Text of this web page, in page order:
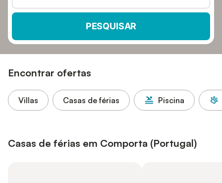
PESQUISAR
Encontrar ofertas
Villas Casas de férias Piscina
Casas de férias em Comporta (Portugal)